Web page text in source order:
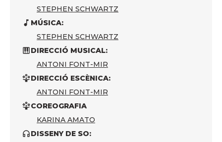
STEPHEN SCHWARTZ
MÚSICA:
STEPHEN SCHWARTZ
DIRECCIÓ MUSICAL:
ANTONI FONT-MIR
DIRECCIÓ ESCÈNICA:
ANTONI FONT-MIR
COREOGRAFIA
KARINA AMATO
DISSENY DE SO: